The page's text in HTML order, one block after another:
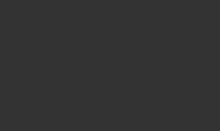
einer finanziellen Förderung während des